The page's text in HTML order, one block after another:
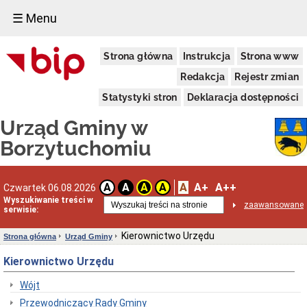
☰ Menu
Strona główna Instrukcja
Strona www
Redakcja
Rejestr zmian
Statystyki stron
Deklaracja dostępności
Urząd Gminy w
Borzytuchomiu
Czwartek 06.08.2026 A A A A A A+ A++
Wyszukiwanie treści w
serwisie:
zaawansowane
Urząd
Gminy
Informacja
dróg
na
terenie
Gminy
Borzytuchom
sezonie
zimowym
2025/2026
Wójta
Gminy
Borzytuchom
o
Gminy
Borzytuchom
Strona główna Urząd Gminy Kierownictwo Urzędu
Kierownictwo Urzędu
Wójt
Przewodniczący Rady Gminy